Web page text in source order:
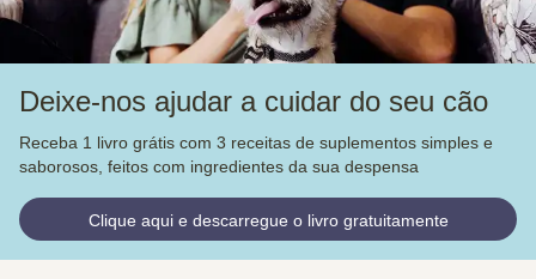
Deixe-nos ajudar a cuidar do seu cão
Receba 1 livro grátis com 3 receitas de suplementos simples e
saborosos, feitos com ingredientes da sua despensa
Clique aqui e descarregue o livro gratuitamente